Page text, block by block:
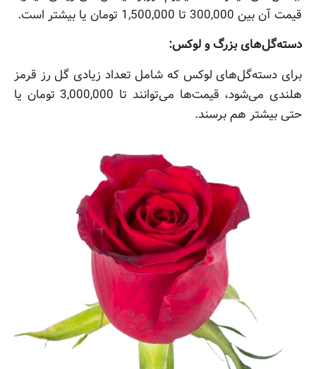
قیمت آن بین 300,000 تا 1,500,000 تومان یا بیشتر است.
دسته‌گل‌های بزرگ و لوکس:
برای دسته‌گل‌های لوکس که شامل تعداد زیادی گل رز قرمز
هلندی می‌شود، قیمت‌ها می‌توانند تا 3,000,000 تومان یا
حتی بیشتر هم برسند.